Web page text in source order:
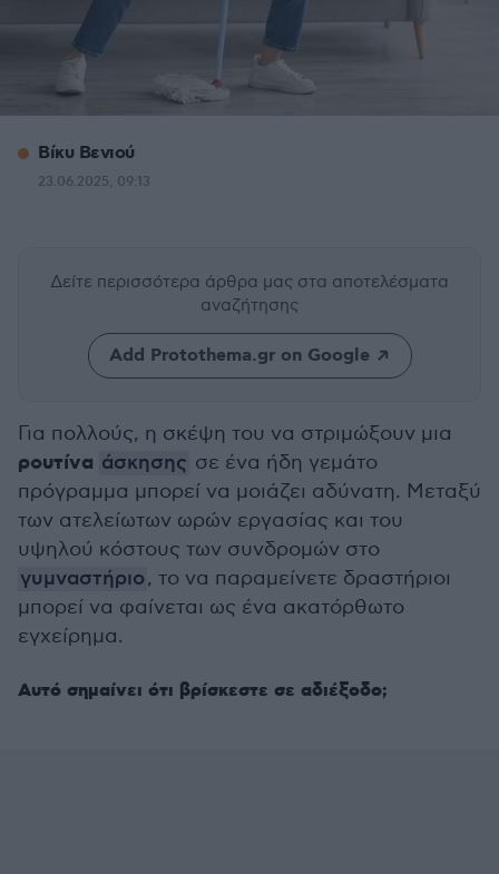
Βίκυ Βενιού
23.06.2025, 09:13
Δείτε περισσότερα άρθρα μας στα αποτελέσματα
αναζήτησης
Add Protothema.gr on Google
Για πολλούς, η σκέψη του να στριμώξουν μια
ρουτίνα άσκησης σε ένα ήδη γεμάτο
πρόγραμμα μπορεί να μοιάζει αδύνατη. Μεταξύ
των ατελείωτων ωρών εργασίας και του
υψηλού κόστους των συνδρομών στο
γυμναστήριο, το να παραμείνετε δραστήριοι
μπορεί να φαίνεται ως ένα ακατόρθωτο
εγχείρημα.
Αυτό σημαίνει ότι βρίσκεστε σε αδιέξοδο;